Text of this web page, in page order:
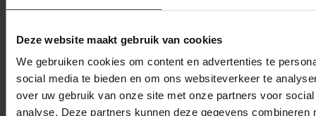
Deze website maakt gebruik van cookies
We gebruiken cookies om content en advertenties te
social media te bieden en om ons websiteverkeer te
over uw gebruik van onze site met onze partners voor
analyse. Deze partners kunnen deze gegevens combineren
State of Art
Bonneterie geel 100% katoen gebreid
€ 119,95 € 95,96 -
20%
State of Art
half zip trui gebreid navy
€ 119,95€ 95,96 -
20%